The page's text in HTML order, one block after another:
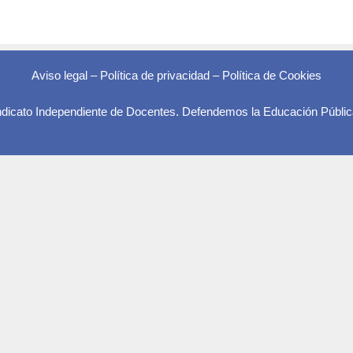
Aviso legal – Política de privacidad – Política de Cookies
Independiente de Docentes. Defendemos la Educación